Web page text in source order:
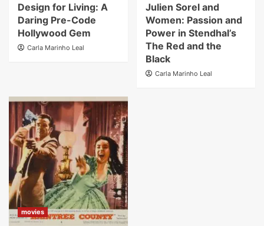
Design for Living: A
Daring Pre-Code
Hollywood Gem
Carla Marinho Leal
Julien Sorel and
Women: Passion and
Power in Stendhal’s
The Red and the
Black
Carla Marinho Leal
movies